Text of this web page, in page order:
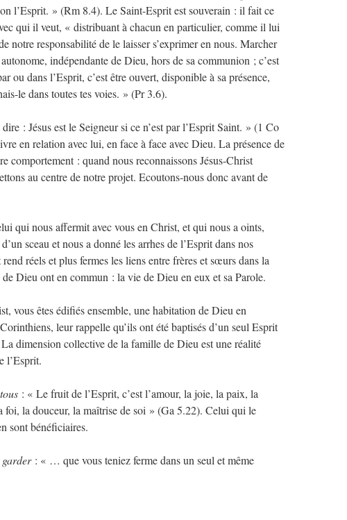
l’Esprit. » (Rm 8.4). Le Saint-Esprit est souverain : il fait ce
qui il veut, « distribuant à chacun en particulier, comme il lui
notre responsabilité de le laisser s’exprimer en nous. Marcher
indépendante de Dieu, hors de sa communion ; c’est
ou dans l’Esprit, c’est être ouvert, disponible à sa présence,
le dans toutes tes voies. » (Pr 3.6).
: Jésus est le Seigneur si ce n’est par l’Esprit Saint. » (1 Co
en relation avec lui, en face à face avec Dieu. La présence de
comportement : quand nous reconnaissons Jésus-Christ
au centre de notre projet. Ecoutons-nous donc avant de
qui nous affermit avec vous en Christ, et qui nous a oints,
sceau et nous a donné les arrhes de l’Esprit dans nos
réels et plus fermes les liens entre frères et sœurs dans la
Dieu ont en commun : la vie de Dieu en eux et sa Parole.
vous êtes édifiés ensemble, une habitation de Dieu en
leur rappelle qu’ils ont été baptisés d’un seul Esprit
dimension collective de la famille de Dieu est une réalité
l’Esprit.
: « Le fruit de l’Esprit, c’est l’amour, la joie, la paix, la
foi, la douceur, la maîtrise de soi » (Ga 5.22). Celui qui le
sont bénéficiaires.
garder: « … que vous teniez ferme dans un seul et même